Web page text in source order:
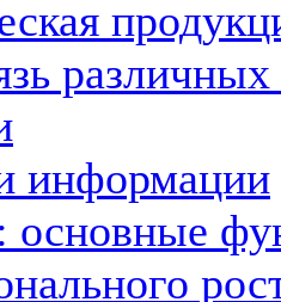
информации
основные